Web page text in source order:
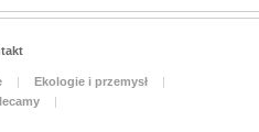
| Ekologie i przemysł
|
|